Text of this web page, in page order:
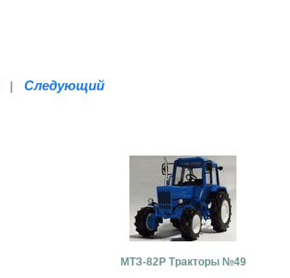
| Следующий
МТЗ-82Р Тракторы №49